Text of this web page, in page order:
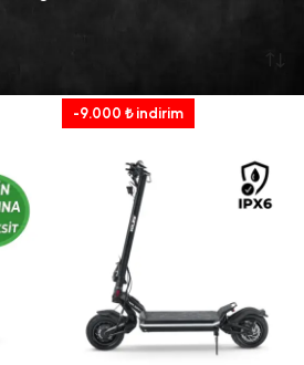
-9.000 ₺ indirim